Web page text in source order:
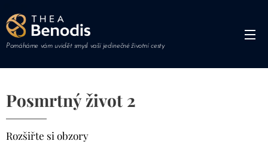
Pomáháme vám uvidět smysl vaší jedinečné životní cesty
Posmrtný život 2
Rozšiřte si obzory